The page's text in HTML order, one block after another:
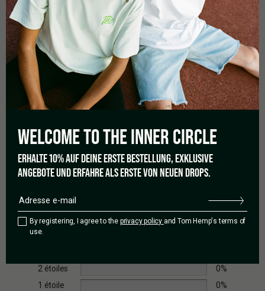
Ultra thin
Unbleached
Slow burning
Gum Arabic
0,0
Basé sur 0 avis
5 étoiles
0%
4 étoiles
2 étoiles
0%
1 étoile
0%
WELCOME TO THEINNER CIRCLE
ERHALTE 10% AUF DEINE ERSTE BESTELLUNG, EXKLUSIVE
ANGEBOTE UND ERFAHRE ALS ERSTE VON NEUEN DROPS.
By registering, I agree to the privacy policy and Tom Hemp's terms of
use.